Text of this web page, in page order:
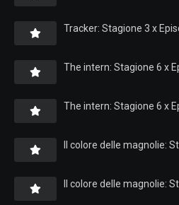
Tracker: Stagione 3 x
The intern: Stagione 6 x
The intern: Stagione 6 x
Il colore delle magnolie:
Il colore delle magnolie: